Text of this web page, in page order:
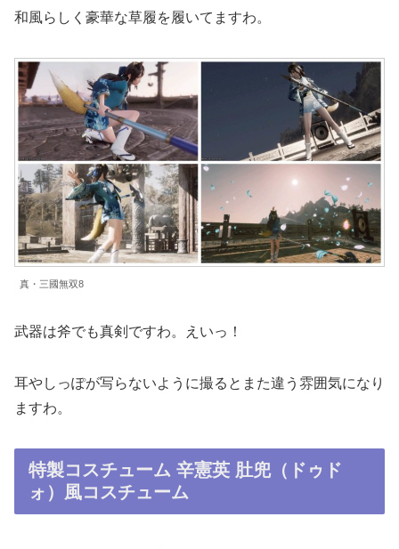
和風らしく豪華な草履を履いてますわ。
真・三國無双8
武器は斧でも真剣ですわ。えいっ！
耳やしっぽが写らないように撮るとまた違う雰囲気になり
ますわ。
特製コスチューム 辛憲英 肚兜（ドゥド
ォ）風コスチューム